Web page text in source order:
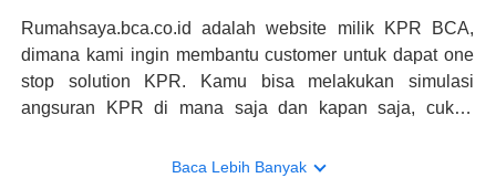
Rumahsaya.bca.co.id adalah website milik KPR BCA,
dimana kami ingin membantu customer untuk dapat one
stop solution KPR. Kamu bisa melakukan simulasi
angsuran KPR di mana saja dan kapan saja, cukup
konsultasi mengenai KPR, maka ada layanan live chat
Baca Lebih Banyak